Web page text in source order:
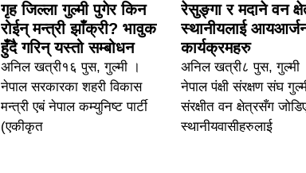
गृह जिल्ला गुल्मी पुगेर किन
रोईन् मन्त्री झाँक्री? भावुक
हुँदै गरिन् यस्तो सम्बोधन
अनिल खत्री१६ पुस, गुल्मी ।
नेपाल सरकारका शहरी विकास
मन्त्री एबं नेपाल कम्युनिष्ट पार्टी
(एकीकृत
रेसुङ्गा र मदाने वन
स्थानीयलाई
कार्यक्रमहरु
अनिल खत्री८ पुस, गुल्मी
नेपाल पंक्षी संरक्षण संघ
संरक्षीत वन क्षेत्रसँग
स्थानीयवासीहरुलाई